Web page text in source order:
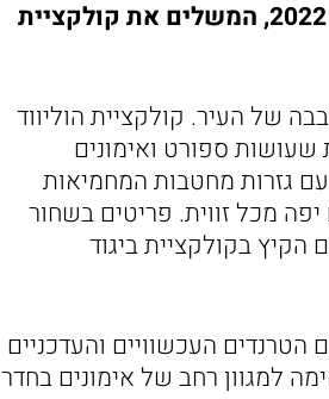
"קולקציית הוליווד" – קולקציית ביגוד ספורט לנשים לקיץ 2022, המשלים את קולקציית
של העיר. קולקציית הוליווד
שעושות ספורט ואימונים
גזרות מחטבות המחמיאות
מכל זווית. פריטים בשחור
הקיץ בקולקציית ביגוד
הטרנדים העכשוויים והעדכניים
למגוון רחב של אימונים בחדר